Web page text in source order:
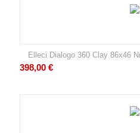
Elleci Dialogo 360 Clay 86x46
398,00 €